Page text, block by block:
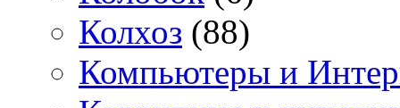
Колхоз (88)
Компьютеры и